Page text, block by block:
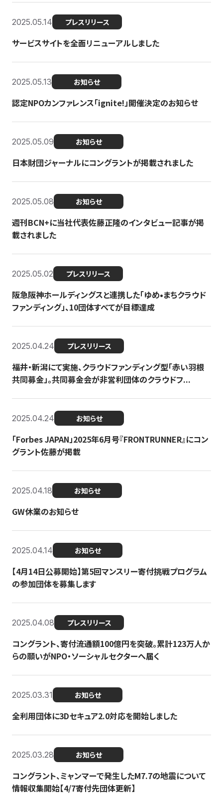
2025.05.14 プレスリリース
サービスサイトを全面リニューアルしました
2025.05.13 お知らせ
認定NPOカンファレンス「ignite!」開催決定のお知らせ
2025.05.09 お知らせ
日本財団ジャーナルにコングラントが掲載されました
2025.05.08 お知らせ
週刊BCN+に当社代表佐藤正隆のインタビュー記事が掲
載されました
2025.05.02 プレスリリース
阪急阪神ホールディングスと連携した「ゆめ•まちクラウド
ファンディング」、10団体すべてが目標達成
2025.04.24 プレスリリース
福井・新潟にて実施、クラウドファンディング型「赤い羽根
共同募金」。共同募金会が非営利団体のクラウドフ...
2025.04.24 お知らせ
「Forbes JAPAN」2025年6月号『FRONTRUNNER』にコン
グラント佐藤が掲載
2025.04.18 お知らせ
GW休業のお知らせ
2025.04.14 お知らせ
【4月14日公募開始】第5回マンスリー寄付挑戦プログラム
の参加団体を募集します
2025.04.08 プレスリリース
コングラント、寄付流通額100億円を突破。累計123万人か
らの願いがNPO・ソーシャルセクターへ届く
2025.03.31 お知らせ
全利用団体に3Dセキュア2.0対応を開始しました
2025.03.28 お知らせ
コングラント、ミャンマーで発生したM7.7の地震について
情報収集開始【4/7寄付先団体更新】